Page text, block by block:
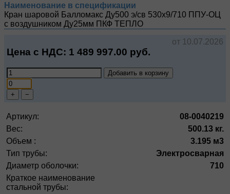
Наименование в спецификации
Кран шаровой Балломакс Ду500 э/св 530х9/710 ППУ-ОЦ
с воздушником Ду25мм ПКФ ТЕПЛО
от 10.07.2026
Цена с НДС: 1 489 997.00 руб.
Добавить в корзину
+ −
Артикул:
08-0040219
Вес:
500.13 кг.
Объем :
3.195 м3
Тип трубы:
Электросварная
Диаметр оболочки:
710
Краткое наименование
стальной трубы: